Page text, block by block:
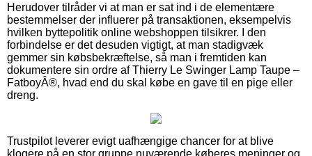
Herudover tilråder vi at man er sat ind i de elementære
bestemmelser der influerer på transaktionen, eksempelvis
hvilken byttepolitik online webshoppen tilsikrer. I den
forbindelse er det desuden vigtigt, at man stadigvæk
gemmer sin købsbekræftelse, så man i fremtiden kan
dokumentere sin ordre af Thierry Le Swinger Lamp Taupe –
FatboyÂ®, hvad end du skal købe en gave til en pige eller
dreng.
Trustpilot leverer evigt uafhængige chancer for at blive
klogere på en stor gruppe nuværende køberes meninger og